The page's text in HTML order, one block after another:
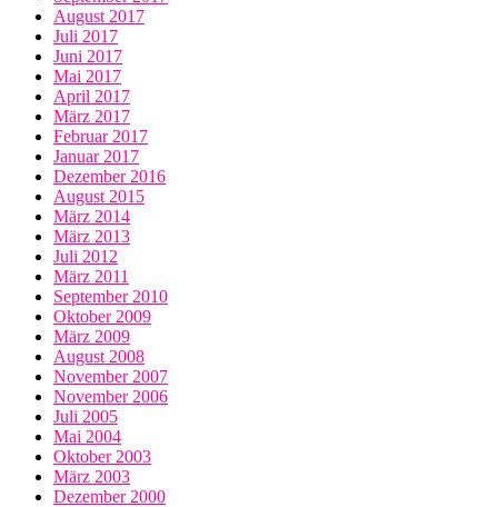
August 2017
Juli 2017
Juni 2017
Mai 2017
April 2017
März 2017
Februar 2017
Januar 2017
Dezember 2016
August 2015
März 2014
März 2013
Juli 2012
März 2011
September 2010
Oktober 2009
März 2009
August 2008
November 2007
November 2006
Juli 2005
Mai 2004
Oktober 2003
März 2003
Dezember 2000